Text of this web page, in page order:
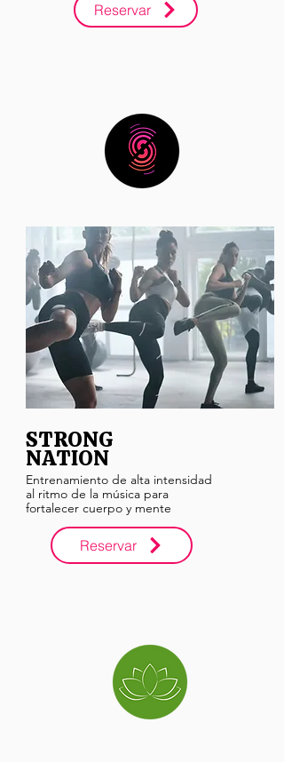
Reservar
STRONG
NATION
Entrenamiento de alta intensidad
al ritmo de la música para
fortalecer cuerpo y mente
Reservar